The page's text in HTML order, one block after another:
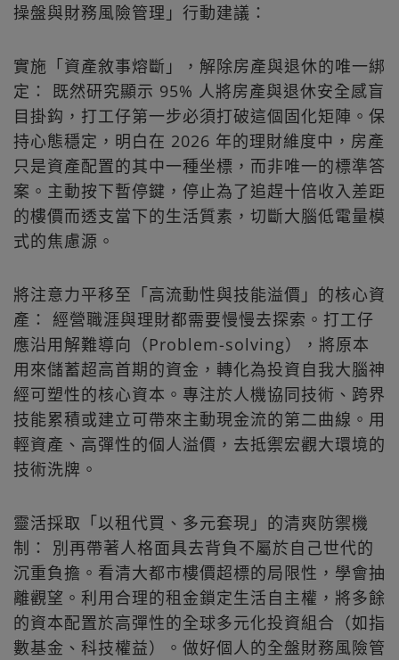
操盤與財務風險管理」行動建議：
實施「資產敘事熔斷」，解除房產與退休的唯一綁
定： 既然研究顯示 95% 人將房產與退休安全感盲
目掛鈎，打工仔第一步必須打破這個固化矩陣。保
持心態穩定，明白在 2026 年的理財維度中，房產
只是資產配置的其中一種坐標，而非唯一的標準答
案。主動按下暫停鍵，停止為了追趕十倍收入差距
的樓價而透支當下的生活質素，切斷大腦低電量模
式的焦慮源。
將注意力平移至「高流動性與技能溢價」的核心資
產： 經營職涯與理財都需要慢慢去探索。打工仔
應沿用解難導向（Problem-solving），將原本
用來儲蓄超高首期的資金，轉化為投資自我大腦神
經可塑性的核心資本。專注於人機協同技術、跨界
技能累積或建立可帶來主動現金流的第二曲線。用
輕資產、高彈性的個人溢價，去抵禦宏觀大環境的
技術洗牌。
靈活採取「以租代買、多元套現」的清爽防禦機
制： 別再帶著人格面具去背負不屬於自己世代的
沉重負擔。看清大都市樓價超標的局限性，學會抽
離觀望。利用合理的租金鎖定生活自主權，將多餘
的資本配置於高彈性的全球多元化投資組合（如指
數基金、科技權益）。做好個人的全盤財務風險管